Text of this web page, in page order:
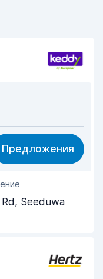
8,1
8,2
8,4
Предложения
Seeduwa